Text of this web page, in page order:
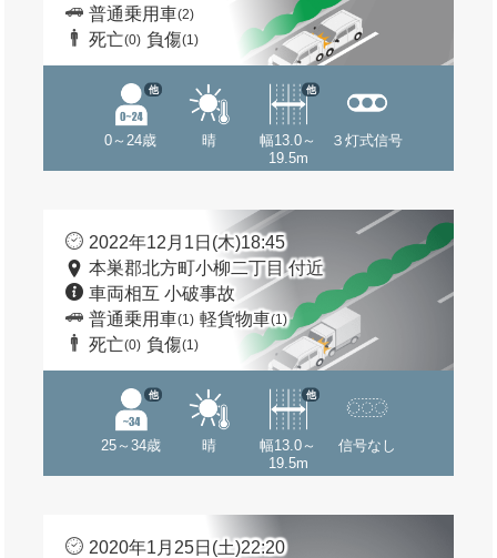
普通乗用車(2)
死亡(0) 負傷(1)
0～24歳
他
晴
幅13.0～
19.5m
他
３灯式信号
2022年12月1日(木)18:45
本巣郡北方町小柳二丁目 付近
車両相互 小破事故
普通乗用車(1) 軽貨物車(1)
死亡(0) 負傷(1)
25～34歳
他
晴
幅13.0～
19.5m
他
信号なし
2020年1月25日(土)22:20